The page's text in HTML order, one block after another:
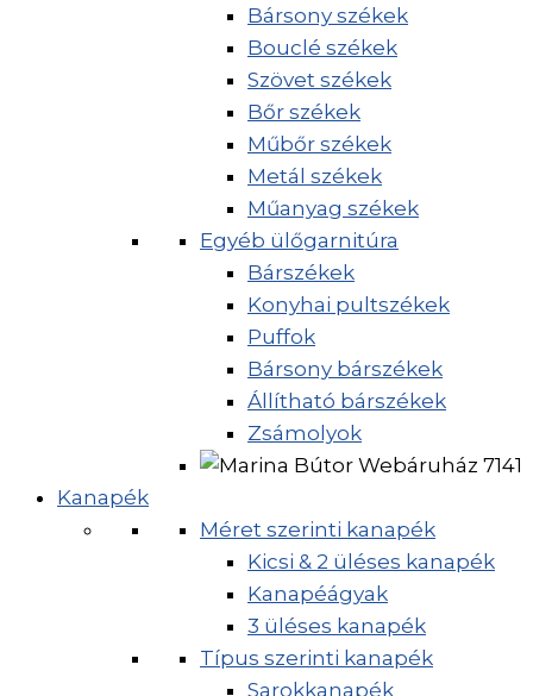
Bársony székek
Bouclé székek
Szövet székek
Bőr székek
Műbőr székek
Metál székek
Műanyag székek
Egyéb ülőgarnitúra
Bárszékek
Konyhai pultszékek
Puffok
Bársony bárszékek
Állítható bárszékek
Zsámolyok
Kanapék
Méret szerinti kanapék
Kicsi & 2 üléses kanapék
Kanapéágyak
3 üléses kanapék
Típus szerinti kanapék
Sarokkanapék